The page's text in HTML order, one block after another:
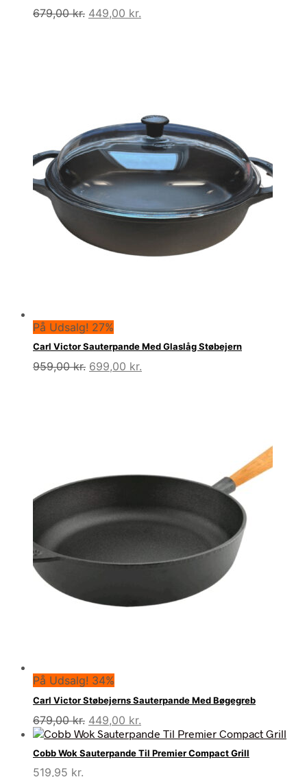
679,00kr. Den
449,00 kr.
På Udsalg! 27%
Carl Victor Sauterpande Med Glaslåg Støbejern
959,00kr. Den
699,00 kr.
På Udsalg! 34%
Carl Victor Støbejerns Sauterpande Med Bøgegreb
679,00kr. Den
oprindelige
var:
449,00 kr.
aktuelle
pris
er:
Cobb Wok Sauterpande Til Premier Compact Grill
519,95 kr.